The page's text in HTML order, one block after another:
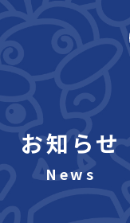
お知らせ